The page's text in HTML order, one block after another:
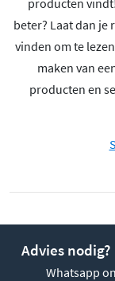
beter? Laat dan je
vinden om te
maken van
producten en
Advies nodig?
Whatsapp